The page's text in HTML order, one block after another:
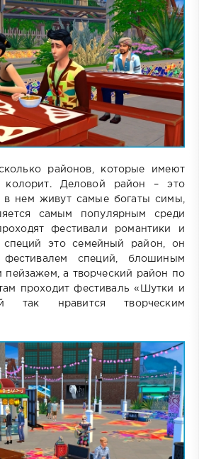
районов, которые имеют
колорит. Деловой район – это
в нем живут самые богаты симы,
самым популярным среди
фестивали романтики и
это семейный район, он
специй, блошиным
а творческий район по
проходит фестиваль «Шутки и
так нравится творческим